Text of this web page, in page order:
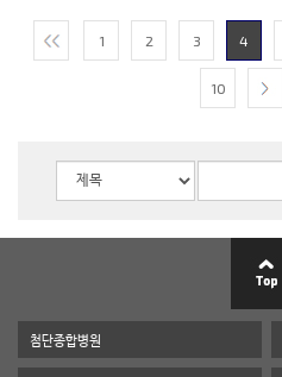
1 2 3 4
10
첨단종합병원